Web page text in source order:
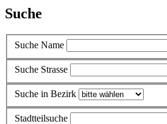
Suche
Suche Name
Suche Strasse
Suche in Bezirk
Stadtteilsuche